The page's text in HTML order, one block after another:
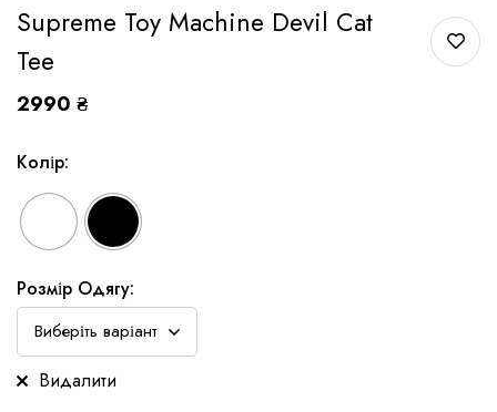
Supreme Toy Machine Devil Cat
Tee
2990 ₴
Колір:
Розмір Одягу:
Видалити